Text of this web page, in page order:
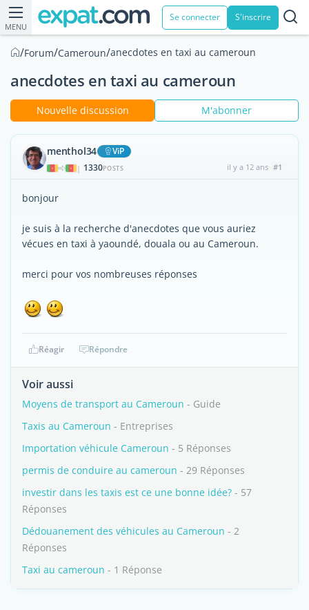
MENU
Se connecter S'inscrire
/Forum/Cameroun/anecdotes en taxi au cameroun
anecdotes en taxi au cameroun
Nouvelle discussion M'abonner
menthol34 ViP
| 1330POSTS il y a 12 ans #1
bonjour
je suis à la recherche d'anecdotes que vous auriez
vécues en taxi à yaoundé, douala ou au Cameroun.
merci pour vos nombreuses réponses
Réagir Répondre
Voir aussi
Moyens de transport au Cameroun - Guide
Taxis au Cameroun - Entreprises
Importation véhicule Cameroun - 5 Réponses
permis de conduire au cameroun - 29 Réponses
investir dans les taxis est ce une bonne idée? - 57
Réponses
Dédouanement des véhicules au Cameroun - 2
Réponses
Taxi au cameroun - 1 Réponse